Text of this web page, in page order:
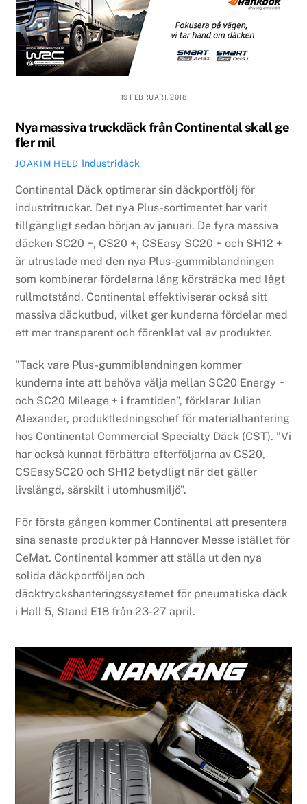
19 FEBRUARI, 2018
Nya massiva truckdäck från Continental skall ge
fler mil
JOAKIM HELD Industridäck
Continental Däck optimerar sin däckportfölj för
industritruckar. Det nya Plus-sortimentet har varit
tillgängligt sedan början av januari. De fyra massiva
däcken SC20 +, CS20 +, CSEasy SC20 + och SH12 +
är utrustade med den nya Plus-gummiblandningen
som kombinerar fördelarna lång körsträcka med lågt
rullmotstånd. Continental effektiviserar också sitt
massiva däckutbud, vilket ger kunderna fördelar med
ett mer transparent och förenklat val av produkter.
”Tack vare Plus-gummiblandningen kommer
kunderna inte att behöva välja mellan SC20 Energy +
och SC20 Mileage + i framtiden”, förklarar Julian
Alexander, produktledningschef för materialhantering
hos Continental Commercial Specialty Däck (CST). ”Vi
har också kunnat förbättra efterföljarna av CS20,
CSEasySC20 och SH12 betydligt när det gäller
livslängd, särskilt i utomhusmiljö”.
För första gången kommer Continental att presentera
sina senaste produkter på Hannover Messe istället för
CeMat. Continental kommer att ställa ut den nya
solida däckportföljen och
däcktryckshanteringssystemet för pneumatiska däck
i Hall 5, Stand E18 från 23-27 april.